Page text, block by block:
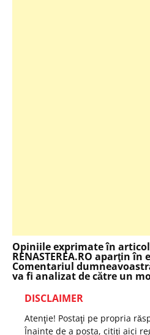
Opiniile exprimate în
RENASTEREA.RO aparţin
Comentariul
va fi analizat de către un
DISCLAIMER
Atenţie! Postaţi pe propria
Înainte de a posta, citiţi aici